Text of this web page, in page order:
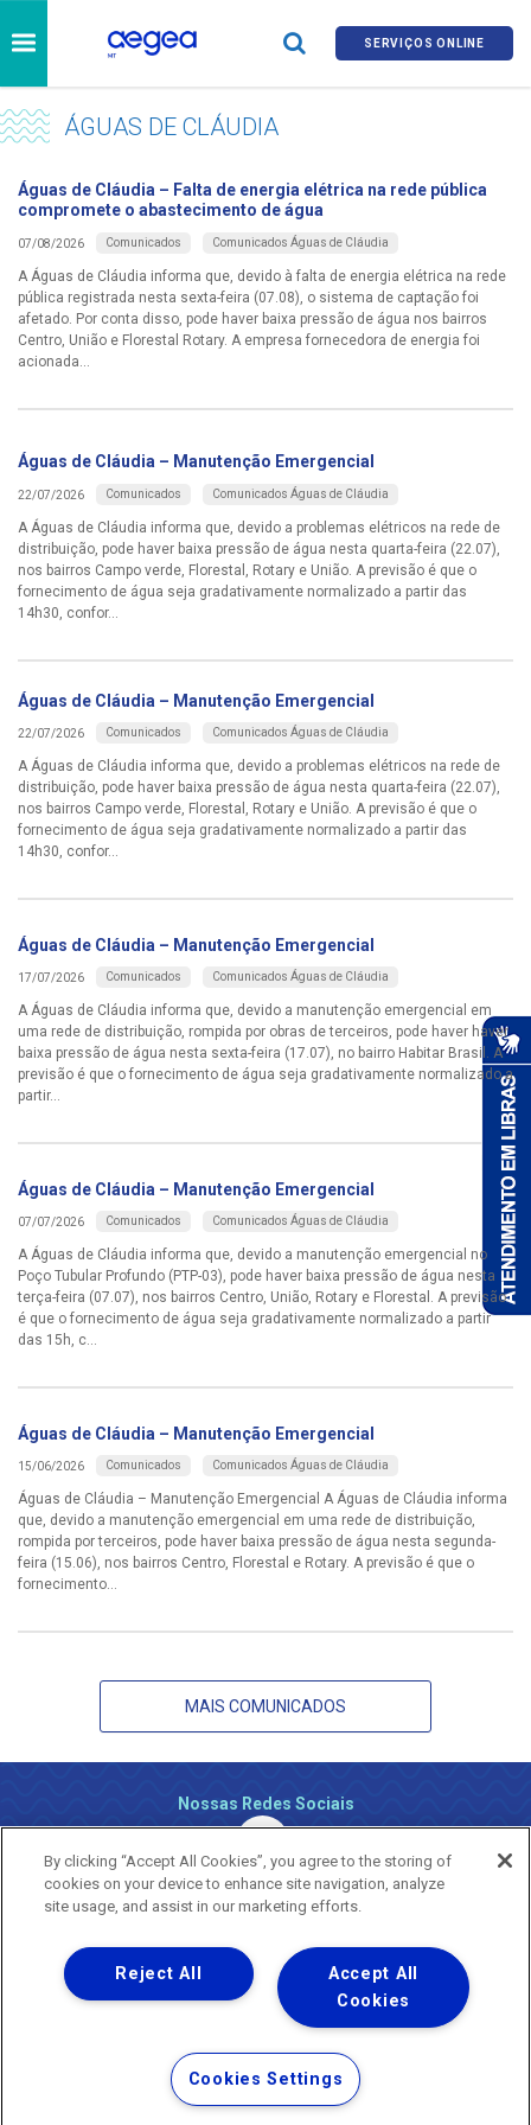
SERVIÇOS ONLINE
ÁGUAS DE CLÁUDIA
Águas de Cláudia – Falta de energia elétrica na rede pública
compromete o abastecimento de água
07/08/2026 Comunicados Comunicados Águas de Cláudia
A Águas de Cláudia informa que, devido à falta de energia elétrica na rede
pública registrada nesta sexta-feira (07.08), o sistema de captação foi
afetado. Por conta disso, pode haver baixa pressão de água nos bairros
Centro, União e Florestal Rotary. A empresa fornecedora de energia foi
acionada...
Águas de Cláudia – Manutenção Emergencial
22/07/2026 Comunicados Comunicados Águas de Cláudia
A Águas de Cláudia informa que, devido a problemas elétricos na rede de
distribuição, pode haver baixa pressão de água nesta quarta-feira (22.07),
nos bairros Campo verde, Florestal, Rotary e União. A previsão é que o
fornecimento de água seja gradativamente normalizado a partir das
14h30, confor...
Águas de Cláudia – Manutenção Emergencial
22/07/2026 Comunicados Comunicados Águas de Cláudia
A Águas de Cláudia informa que, devido a problemas elétricos na rede de
distribuição, pode haver baixa pressão de água nesta quarta-feira (22.07),
nos bairros Campo verde, Florestal, Rotary e União. A previsão é que o
fornecimento de água seja gradativamente normalizado a partir das
14h30, confor...
Águas de Cláudia – Manutenção Emergencial
17/07/2026 Comunicados Comunicados Águas de Cláudia
A Águas de Cláudia informa que, devido a manutenção emergencial em
uma rede de distribuição, rompida por obras de terceiros, pode haver haver
baixa pressão de água nesta sexta-feira (17.07), no bairro Habitar Brasil. A
previsão é que o fornecimento de água seja gradativamente normalizado a
partir...
Águas de Cláudia – Manutenção Emergencial
07/07/2026 Comunicados Comunicados Águas de Cláudia
A Águas de Cláudia informa que, devido a manutenção emergencial no
Poço Tubular Profundo (PTP-03), pode haver baixa pressão de água nesta
terça-feira (07.07), nos bairros Centro, União, Rotary e Florestal. A previsão
é que o fornecimento de água seja gradativamente normalizado a partir
das 15h, c...
Águas de Cláudia – Manutenção Emergencial
15/06/2026 Comunicados Comunicados Águas de Cláudia
Águas de Cláudia – Manutenção Emergencial A Águas de Cláudia informa
que, devido a manutenção emergencial em uma rede de distribuição,
rompida por terceiros, pode haver baixa pressão de água nesta segunda-
feira (15.06), nos bairros Centro, Florestal e Rotary. A previsão é que o
fornecimento...
MAIS COMUNICADOS
Nossas Redes Sociais
Uma empresa
Copyright ® 2026 - Todos os Direitos Reservados.
Nossa natureza movimenta a vida
Termos Gerais de Uso de Sites e Aplicativos
Política de Privacidade e Proteção de Dados
By clicking “Accept All Cookies”, you agree to the storing of
cookies on your device to enhance site navigation, analyze
site usage, and assist in our marketing efforts.
Accept All
Cookies
Reject All
Cookies Settings